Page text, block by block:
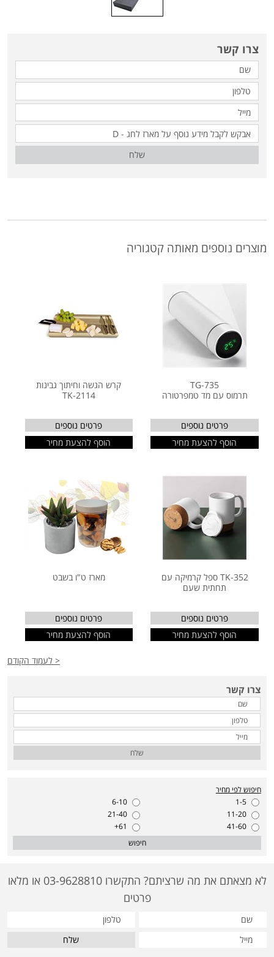
צרו קשר
שלח
מוצרים נוספים מאותה קטגוריה
TG-735
תרמוס עם מד טמפרטורה
פרטים נוספים
הוסף להצעת מחיר
קרש הגשה וחיתוך גבינות
TK-2114
פרטים נוספים
הוסף להצעת מחיר
TK-352 ספל קרמיקה עם
תחתית שעם
פרטים נוספים
הוסף להצעת מחיר
מארז ט"ו בשבט
פרטים נוספים
הוסף להצעת מחיר
< לעמוד הקודם
צרו קשר
שלח
חיפוש לפי מחיר
1-5
6-10
11-20
21-40
41-60
61+
חיפוש
לא מצאתם את מה שרציתם? התקשרו 03-9628810 או מלאו
פרטים
שלח